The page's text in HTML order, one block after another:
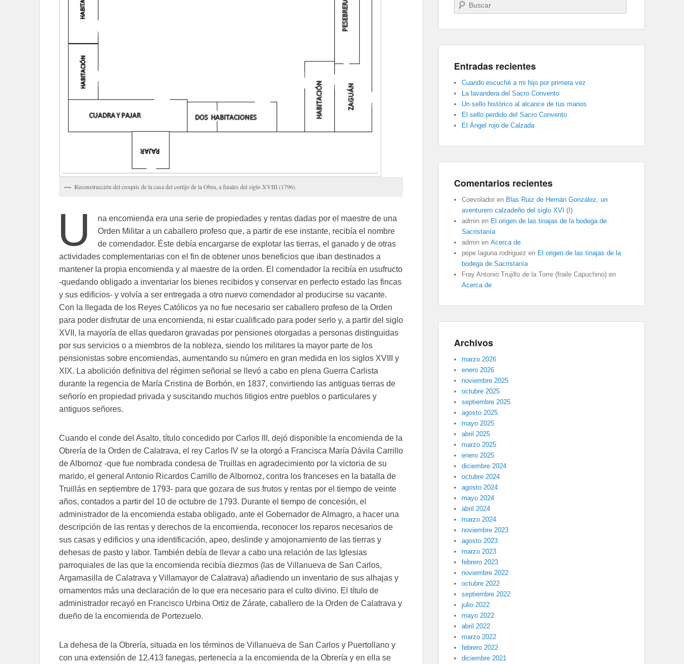
Reconstrucción del croquis de la casa del cortijo de la Obra, a finales del siglo XVIII (1796).
U
na encomienda era una serie de propiedades y rentas dadas por el maestre de una
Orden Militar a un caballero profeso que, a partir de ese instante, recibía el nombre
de comendador. Éste debía encargarse de explotar las tierras, el ganado y de otras
actividades complementarias con el fin de obtener unos beneficios que iban destinados a
mantener la propia encomienda y al maestre de la orden. El comendador la recibía en usufructo
-quedando obligado a inventariar los bienes recibidos y conservar en perfecto estado las fincas
y sus edificios- y volvía a ser entregada a otro nuevo comendador al producirse su vacante.
Con la llegada de los Reyes Católicos ya no fue necesario ser caballero profeso de la Orden
para poder disfrutar de una encomienda, ni estar cualificado para poder serlo y, a partir del siglo
XVII, la mayoría de ellas quedaron gravadas por pensiones otorgadas a personas distinguidas
por sus servicios o a miembros de la nobleza, siendo los militares la mayor parte de los
pensionistas sobre encomiendas, aumentando su número en gran medida en los siglos XVIII y
XIX. La abolición definitiva del régimen señorial se llevó a cabo en plena Guerra Carlista
durante la regencia de María Cristina de Borbón, en 1837, convirtiendo las antiguas tierras de
señorío en propiedad privada y suscitando muchos litigios entre pueblos o particulares y
antiguos señores.
Cuando el conde del Asalto, título concedido por Carlos III, dejó disponible la encomienda de la
Obrería de la Orden de Calatrava, el rey Carlos IV se la otorgó a Francisca María Dávila Carrillo
de Albornoz -que fue nombrada condesa de Truillas en agradecimiento por la victoria de su
marido, el general Antonio Ricardos Carrillo de Albornoz, contra los franceses en la batalla de
Truillás en septiembre de 1793- para que gozara de sus frutos y rentas por el tiempo de veinte
años, contados a partir del 10 de octubre de 1793. Durante el tiempo de concesión, el
administrador de la encomienda estaba obligado, ante el Gobernador de Almagro, a hacer una
descripción de las rentas y derechos de la encomienda, reconocer los reparos necesarios de
sus casas y edificios y una identificación, apeo, deslinde y amojonamiento de las tierras y
dehesas de pasto y labor. También debía de llevar a cabo una relación de las Iglesias
parroquiales de las que la encomienda recibía diezmos (las de Villanueva de San Carlos,
Argamasilla de Calatrava y Villamayor de Calatrava) añadiendo un inventario de sus alhajas y
ornamentos más una declaración de lo que era necesario para el culto divino. El título de
administrador recayó en Francisco Urbina Ortiz de Zárate, caballero de la Orden de Calatrava y
dueño de la encomienda de Portezuelo.
La dehesa de la Obrería, situada en los términos de Villanueva de San Carlos y Puertollano y
con una extensión de 12.413 fanegas, pertenecía a la encomienda de la Obrería y en ella se
Buscar
Entradas recientes
Cuando escuché a mi hijo por primera vez
La lavandera del Sacro Convento
Un sello histórico al alcance de tus manos
El sello perdido del Sacro Convento
El Ángel rojo de Calzada
Comentarios recientes
Coevolador en Blas Ruiz de Hernán González, un
aventurero calzadeño del siglo XVI (I)
admin en El origen de las tinajas de la bodega de
Sacristanía
admin en Acerca de
pepe laguna rodriguez en El origen de las tinajas de la
bodega de Sacristanía
Fray Antonio Trujillo de la Torre (fraile Capuchino) en
Acerca de
Archivos
marzo 2026
enero 2026
noviembre 2025
octubre 2025
septiembre 2025
agosto 2025
mayo 2025
abril 2025
marzo 2025
enero 2025
diciembre 2024
octubre 2024
agosto 2024
mayo 2024
abril 2024
marzo 2024
noviembre 2023
agosto 2023
marzo 2023
febrero 2023
noviembre 2022
octubre 2022
septiembre 2022
julio 2022
mayo 2022
abril 2022
marzo 2022
febrero 2022
diciembre 2021